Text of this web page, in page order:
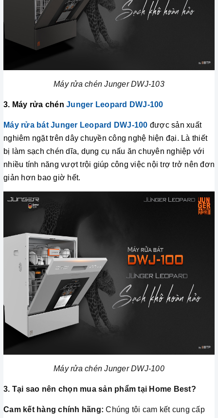
Máy rửa chén Junger DWJ-103
3. Máy rửa chén Junger Leopard DWJ-100
Máy rửa bát Junger Leopard DWJ-100 được sản xuất
nghiêm ngặt trên dây chuyền công nghệ hiện đại. Là thiết
bị làm sạch chén dĩa, dụng cụ nấu ăn chuyên nghiệp với
nhiều tính năng vượt trội giúp công việc nội trợ trở nên đơn
giản hơn bao giờ hết.
Máy rửa chén Junger DWJ-100
3. Tại sao nên chọn mua sản phẩm tại Home Best?
Cam kết hàng chính hãng:Chúng tôi cam kết cung cấp